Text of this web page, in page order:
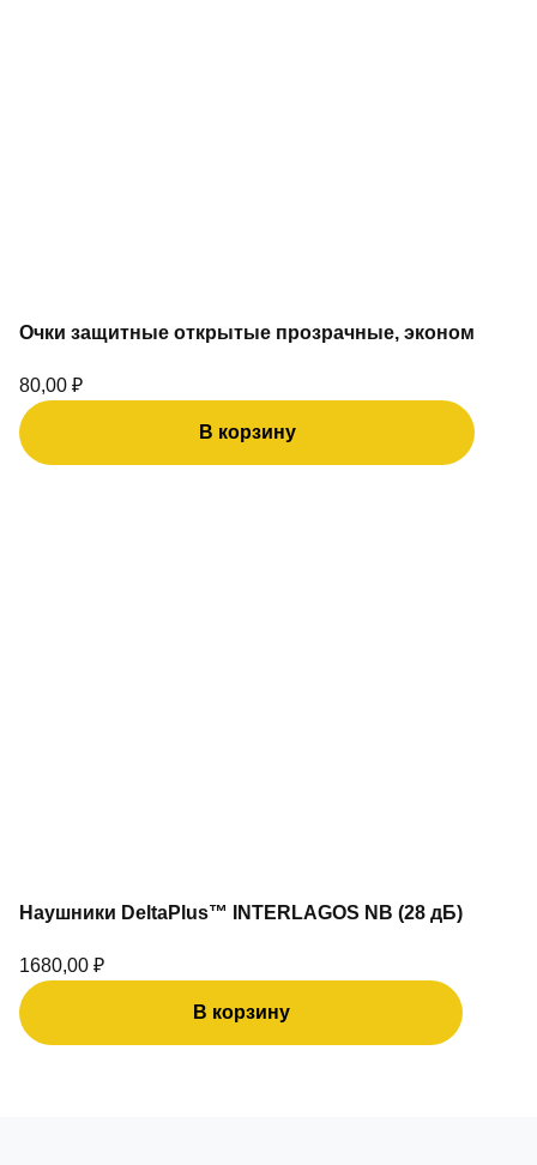
Очки защитные открытые прозрачные, эконом
80,00 ₽
В корзину
Наушники DeltaPlus™ INTERLAGOS NB (28 дБ)
1680,00 ₽
В корзину